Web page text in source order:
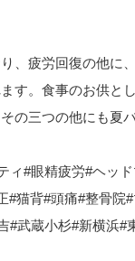
、疲労回復の他
す。食事のお供と
の三つの他にも夏
#眼精疲労#ヘッ
猫背#頭痛#整骨
#武蔵小杉#新横浜#